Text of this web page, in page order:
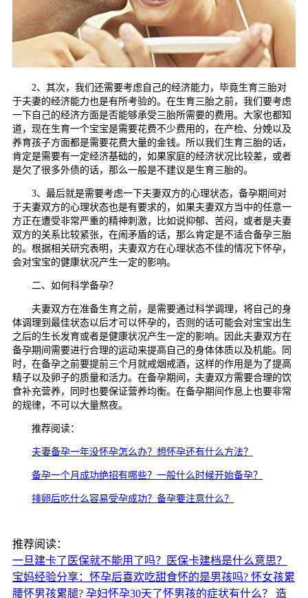
2、其次，我们还需要考虑自己的经济能力，毕竟生育三胎对
于夫妻的经济能力也是有所考验的。在生育三胎之前，我们要考虑
一下自己的经济方面是否能够承受三胎所需要的费用。大家也都知
道，现在生育一个宝宝是需要花费不少费用的，在产检、分娩以及
养育孩子方面都是需要花费大量的金钱。所以我们生育三胎的话，
肯定是需要有一定经济基础的，如果家庭的经济状况比较差，或者
是欠了很多外债的话，那么一般是不建议是生育三胎的。
3、最后就是需要考虑一下夫妻双方的心理状态，备孕期间对
于夫妻双方的心理状态也是有要求的，如果夫妻双方当中的任意一
方正在遭受非常严重的精神刺激，比如说抑郁、苦闷，或者是夫妻
双方的关系比较紧张，在闹矛盾的话，那么肯定是不适合备孕三胎
的。根据相关研究表明，夫妻双方在心理状态不佳的情况下怀孕，
会对宝宝的健康状况产生一定的影响。
二、如何科学备孕？
夫妻双方在准备生育之前，是需要通过科学调理，将自己的身
体调理到最佳状态以后才可以怀孕的，否则的话可能会对宝宝出生
之后的生长发育或者是健康状况产生一定的影响。因此夫妻双方在
备孕期间需要进行合理的运动来提高自己的身体体质以及机能。同
时，在备孕之前要提前三个月就戒烟戒酒，这样的作用是为了提高
精子以及卵子的质量和活力。在备孕期间，夫妻双方需要合理的饮
食补充营养，同时也要保证营养均衡。在备孕期间作息上也要非常
的规律，不可以大量熬夜。
推荐阅读：
夫妻备孕一年没怀孕怎么办？想怀孕还有什么方法？
备孕一个月成功绝招有哪些？一般什么时候开始备孕？
排卵后吃什么容易受孕成功？备孕要注意什么？
推荐阅读：
一旦建卡了医保就不能用了吗？医保卡建档是什么意思？
宝妈经验分享：怀孕后喜欢吃甜食怀的是男孩吗? 怀女孩累
腰怀男孩累腿? 孕妇怀孕30天了怀男孩的症状有什么？ 造